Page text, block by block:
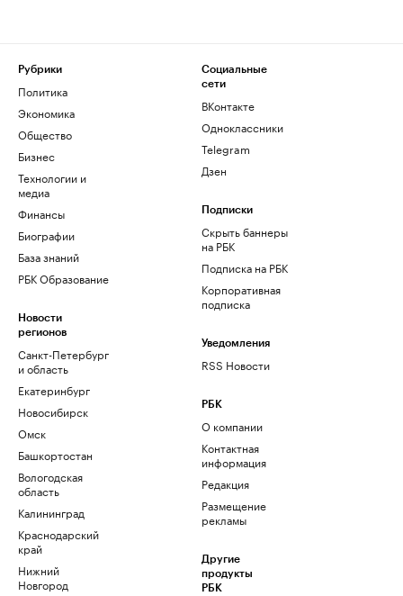
Рубрики
Политика
Экономика
Общество
Бизнес
Технологии и
медиа
Финансы
Биографии
База знаний
РБК Образование
Новости
регионов
Санкт-Петербург
и область
Екатеринбург
Новосибирск
Омск
Башкортостан
Вологодская
область
Калининград
Краснодарский
край
Нижний
Новгород
Социальные
сети
ВКонтакте
Одноклассники
Telegram
Дзен
Подписки
Скрыть баннеры
на РБК
Подписка на РБК
Корпоративная
подписка
Уведомления
RSS Новости
РБК
О компании
Контактная
информация
Редакция
Размещение
рекламы
Другие
продукты
РБК